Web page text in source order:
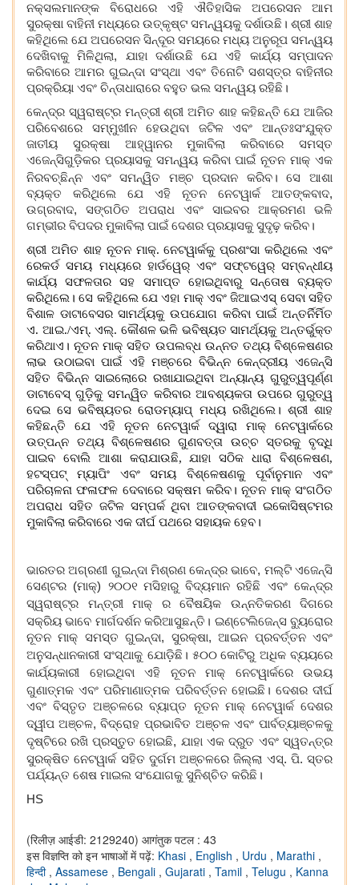
ନକ୍ସଲମାନଙ୍କ ବିରୋଧରେ ଏହି ଐତିହାସିକ ଅପରେସନ ଆମ
ସୁରକ୍ଷା ବାହିନୀ ମଧ୍ୟରେ ଉତ୍କୃଷ୍ଟ ସମନ୍ୱୟକୁ ଦର୍ଶାଉଛି। ଶ୍ରୀ ଶାହ
କହିଥିଲେ ଯେ ଅପରେସନ ସିନ୍ଦର ସମୟରେ ମଧ୍ୟ ଅନୁରୂପ ସମନ୍ୱୟ
ଦେଖିବାକୁ ମିଳିଥିଲା, ଯାହା ଦର୍ଶାଉଛି ଯେ ଏହି କାର୍ଯ୍ୟ ସମ୍ପାଦନ
କରିବାରେ ଆମର ଗୁଇନ୍ଦା ସଂସ୍ଥା ଏବଂ ତିନୋଟି ସଶସ୍ତ୍ର ବାହିନୀର
ପ୍ରକ୍ରିୟା ଏବଂ ଚିନ୍ତାଧାରାରେ ବହୁତ ଭଲ ସମନ୍ୱୟ ରହିଛି।
କେନ୍ଦ୍ର ସ୍ୱରାଷ୍ଟ୍ର ମନ୍ତ୍ରୀ ଶ୍ରୀ ଅମିତ ଶାହ କହିଛନ୍ତି ଯେ ଆଜିର
ପରିବେଶରେ ସମ୍ମୁଖୀନ ହେଉଥିବା ଜଟିଳ ଏବଂ ଆନ୍ତଃସଂଯୁକ୍ତ
ଜାତୀୟ ସୁରକ୍ଷା ଆହ୍ୱାନର ମୁକାବିଲା କରିବାରେ ସମସ୍ତ
ଏଜେନ୍ସିଗୁଡ଼ିକର ପ୍ରୟାସକୁ ସମନ୍ୱୟ କରିବା ପାଇଁ ନୂତନମାକ୍ ଏକ
ନିରବଚ୍ଛିନ୍ନ ଏବଂ ସମନ୍ୱିତ ମଞ୍ଚ ପ୍ରଦାନ କରିବ। ସେ ଆଶା
ବ୍ୟକ୍ତ କରିଥିଲେ ଯେ ଏହି ନୂତନ ନେଟୱାର୍କ ଆତଙ୍କବାଦ,
ଉଗ୍ରବାଦ, ସଙ୍ଗଠିତ ଅପରାଧ ଏବଂ ସାଇବର ଆକ୍ରମଣ ଭଳି
ଗମ୍ଭୀର ବିପଦର ମୁକାବିଲା ପାଇଁ ଦେଶର ପ୍ରୟାସକୁ ସୁଦୃଢ଼ କରିବ।
ଶ୍ରୀ ଅମିତ ଶାହ ନୂତନ ମାକ୍‍. ନେଟୱାର୍କକୁ ପ୍ରଶଂସା କରିଥିଲେ ଏବଂ
ରେକର୍ଡ ସମୟ ମଧ୍ୟରେ ହାର୍ଡୱେର୍ ଏବଂ ସଫ୍ଟୱେର୍ ସମ୍ବନ୍ଧୀୟ
କାର୍ଯ୍ୟ ସଫଳତାର ସହ ସମାପ୍ତ ହୋଇଥିବାରୁ ସନ୍ତୋଷ ବ୍ୟକ୍ତ
କରିଥିଲେ। ସେ କହିଥିଲେ ଯେ ଏହା ମାକ୍‍ଏବଂ ଜିଆଇଏସ୍ ସେବା ସହିତ
ବିଶାଳ ଡାଟାବେସରସାମର୍ଥ୍ୟକୁ ଉପଯୋଗ କରିବା ପାଇଁ ଅନ୍ତର୍ନିର୍ମିତ
ଏ. ଆଇ./ଏମ୍. ଏଲ୍. କୌଶଳ ଭଳି ଭବିଷ୍ୟତ ସାମର୍ଥ୍ୟକୁ ଅନ୍ତର୍ଭୁକ୍ତ
କରିଥାଏ। ନୂତନମାକ୍‍ ସହିତ ଉପଲବ୍ଧ ଉନ୍ନତ ତଥ୍ୟ ବିଶ୍ଳେଷଣର
ଲାଭ ଉଠାଇବା ପାଇଁ ଏହି ମଞ୍ଚରେ ବିଭିନ୍ନ କେନ୍ଦ୍ରୀୟ ଏଜେନ୍ସି
ସହିତ ବିଭିନ୍ନ ସାଇଲୋରେ ରଖାଯାଇଥିବା ଅନ୍ୟାନ୍ୟ ଗୁରୁତ୍ୱପୂର୍ଣ୍ଣ
ଡାଟାବେସ୍ ଗୁଡ଼ିକୁ ସମନ୍ୱିତ କରିବାର ଆବଶ୍ୟକତା ଉପରେ ଗୁରୁତ୍ୱ
ଦେଇ ସେ ଭବିଷ୍ୟତର ରୋଡମ୍ୟାପ୍ ମଧ୍ୟ ରଖିଥିଲେ। ଶ୍ରୀ ଶାହ
କହିଛନ୍ତି ଯେ ଏହି ନୂତନ ନେଟୱାର୍କ ଦ୍ୱାରାମାକ୍‍ ନେଟୱାର୍କରେ
ଉତ୍ପନ୍ନ ତଥ୍ୟ ବିଶ୍ଳେଷଣର ଗୁଣବତ୍ତା ଉଚ୍ଚ ସ୍ତରକୁ ବୃଦ୍ଧି
ପାଇବ ବୋଲି ଆଶା କରାଯାଉଛି,ଯାହା ସଠିକ ଧାରା ବିଶ୍ଳେଷଣ,
ହଟସ୍ପଟ୍ ମ୍ୟାପିଂ ଏବଂ ସମୟ ବିଶ୍ଳେଷଣକୁ ପୂର୍ବାନୁମାନ ଏବଂ
ପରିଚାଳନା ଫଳାଫଳ ଦେବାରେ ସକ୍ଷମ କରିବ। ନୂତନ ମାକ୍‍ସଂଗଠିତ
ଅପରାଧ ସହିତ ଜଟିଳ ସମ୍ପର୍କ ଥିବା ଆତଙ୍କବାଦୀ ଇକୋସିଷ୍ଟମର
ମୁକାବିଲା କରିବାରେ ଏକ ଦୀର୍ଘ ପଥରେ ସହାୟକ ହେବ।
ଭାରତର ଅଗ୍ରଣୀ ଗୁଇନ୍ଦା ମିଶ୍ରଣ କେନ୍ଦ୍ର ଭାବେ, ମଲ୍ଟି ଏଜେନ୍ସି
ସେଣ୍ଟର (ମାକ୍) ୨୦୦୧ ମସିହାରୁ ବିଦ୍ୟମାନ ରହିଛି ଏବଂ କେନ୍ଦ୍ର
ସ୍ୱରାଷ୍ଟ୍ର ମନ୍ତ୍ରୀ ମାକ୍ ର ବୈଷୟିକ ଉନ୍ନତିକରଣ ଦିଗରେ
ସକ୍ରିୟ ଭାବେ ମାର୍ଗଦର୍ଶନ କରିଆସୁଛନ୍ତି। ଇଣ୍ଟେଲିଜେନ୍ସ ବ୍ୟୁରୋର
ନୂତନମାକ୍ ସମସ୍ତ ଗୁଇନ୍ଦା, ସୁରକ୍ଷା,ଆଇନ ପ୍ରବର୍ତ୍ତନ ଏବଂ
ଅନୁସନ୍ଧାନକାରୀ ସଂସ୍ଥାକୁ ଯୋଡ଼ିଛି। ୫୦୦ କୋଟିରୁ ଅଧିକ ବ୍ୟୟରେ
କାର୍ଯ୍ୟକାରୀ ହୋଇଥିବା ଏହି ନୂତନ ମାକ୍ ନେଟୱାର୍କରେ ଉଭୟ
ଗୁଣାତ୍ମକ ଏବଂ ପରିମାଣାତ୍ମକ ପରିବର୍ତ୍ତନ ହୋଇଛି। ଦେଶର ଦୀର୍ଘ
ଏବଂ ବିସ୍ତୃତ ଅଞ୍ଚଳରେ ବ୍ୟାପ୍ତ ନୂତନ ମାକ୍ନେଟୱାର୍କ ଦେଶର
ଦ୍ୱୀପ ଅଞ୍ଚଳ,ବିଦ୍ରୋହ ପ୍ରଭାବିତ ଅଞ୍ଚଳ ଏବଂ ପାର୍ବତ୍ୟାଞ୍ଚଳକୁ
ଦୃଷ୍ଟିରେ ରଖି ପ୍ରସ୍ତୁତ ହୋଇଛି, ଯାହା ଏକ ଦ୍ରୁତ ଏବଂ ସ୍ୱତନ୍ତ୍ର
ସୁରକ୍ଷିତ ନେଟୱାର୍କ ସହିତ ଦୁର୍ଗମ ଅଞ୍ଚଳରେ ଜିଲ୍ଲା ଏସ୍. ପି. ସ୍ତର
ପର୍ଯ୍ୟନ୍ତ ଶେଷ ମାଇଲ ସଂଯୋଗକୁ ସୁନିଶ୍ଚିତ କରିଛି।
HS
(रिलीज़ आईडी: 2129240) आगंतुक पटल : 43
इस विज्ञप्ति को इन भाषाओं में पढ़ें: Khasi , English , Urdu , Marathi ,
हिन्दी , Assamese , Bengali , Gujarati , Tamil , Telugu , Kanna